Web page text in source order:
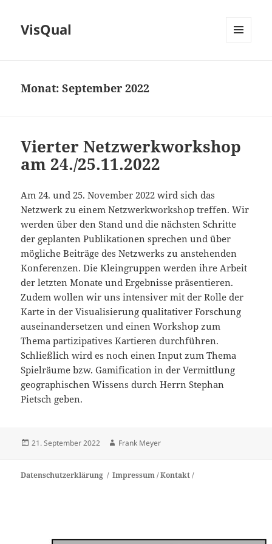
VisQual
Monat:September 2022
Vierter Netzwerkworkshop
am 24./25.11.2022
Am 24. und 25. November 2022 wird sich das
Netzwerk zu einem Netzwerkworkshop treffen. Wir
werden über den Stand und die nächsten Schritte
der geplanten Publikationen sprechen und über
mögliche Beiträge des Netzwerks zu anstehenden
Konferenzen. Die Kleingruppen werden ihre Arbeit
der letzten Monate und Ergebnisse präsentieren.
Zudem wollen wir uns intensiver mit der Rolle der
Karte in der Visualisierung qualitativer Forschung
auseinandersetzen und einen Workshop zum
Thema partizipatives Kartieren durchführen.
Schließlich wird es noch einen Input zum Thema
Spielräume bzw. Gamification in der Vermittlung
geographischen Wissens durch Herrn Stephan
Pietsch geben.
Veröffentlicht
21. September 2022 Autor
Frank Meyer
Datenschutzerklärung Impressum /Kontakt /